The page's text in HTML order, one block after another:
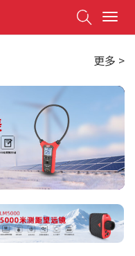
T
o
g
e
a
v
i
g
a
t
o
n
更多 >